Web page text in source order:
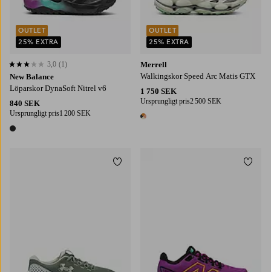
New Balance
Löparskor DynaSoft Nitrel v6
840 SEK
Ursprungligt pris1 200 SEK
1 färg
3,0 baserat på 1 st betyg
3,0 (1)
OUTLET
25% EXTRA
Merrell
Walkingskor Speed Arc Matis GTX
1 750 SEK
Ursprungligt pris2 500 SEK
1 färg
OUTLET
25% EXTRA
Lägg till i favoriter